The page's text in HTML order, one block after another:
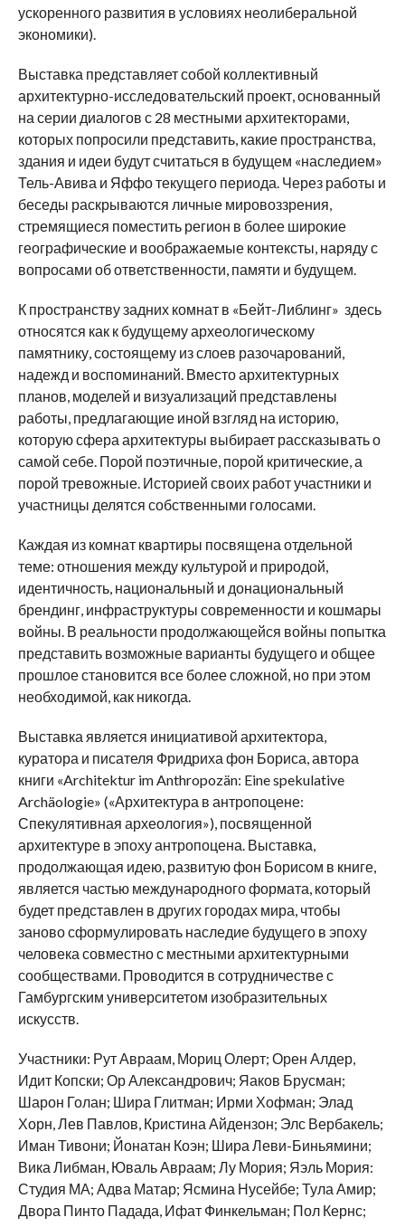
ускоренного развития в условиях неолиберальной
экономики).
Выставка представляет собой коллективный
архитектурно-исследовательский проект, основанный
на серии диалогов с 28 местными архитекторами,
которых попросили представить, какие пространства,
здания и идеи будут считаться в будущем «наследием»
Тель-Авива и Яффо текущего периода. Через работы и
беседы раскрываются личные мировоззрения,
стремящиеся поместить регион в более широкие
географические и воображаемые контексты, наряду с
вопросами об ответственности, памяти и будущем.
К пространству задних комнат в «Бейт-Либлинг» здесь
относятся как к будущему археологическому
памятнику, состоящему из слоев разочарований,
надежд и воспоминаний. Вместо архитектурных
планов, моделей и визуализаций представлены
работы, предлагающие иной взгляд на историю,
которую сфера архитектуры выбирает рассказывать о
самой себе. Порой поэтичные, порой критические, а
порой тревожные. Историей своих работ участники и
участницы делятся собственными голосами.
Каждая из комнат квартиры посвящена отдельной
теме: отношения между культурой и природой,
идентичность, национальный и донациональный
брендинг, инфраструктуры современности и кошмары
войны. В реальности продолжающейся войны попытка
представить возможные варианты будущего и общее
прошлое становится все более сложной, но при этом
необходимой, как никогда.
Выставка является инициативой архитектора,
куратора и писателя Фридриха фон Бориса, автора
книги «Architektur im Anthropozän: Eine spekulative
Archäologie» («Архитектура в антропоцене:
Спекулятивная археология»), посвященной
архитектуре в эпоху антропоцена. Выставка,
продолжающая идею, развитую фон Борисом в книге,
является частью международного формата, который
будет представлен в других городах мира, чтобы
заново сформулировать наследие будущего в эпоху
человека совместно с местными архитектурными
сообществами. Проводится в сотрудничестве с
Гамбургским университетом изобразительных
искусств.
Участники: Рут Авраам, Мориц Олерт; Орен Алдер,
Идит Копски; Ор Александрович; Яаков Брусман;
Шарон Голан; Шира Глитман; Ирми Хофман; Элад
Хорн, Лев Павлов, Кристина Айдензон; Элс Вербакель;
Иман Тивони; Йонатан Коэн; Шира Леви-Биньямини;
Вика Либман, Юваль Авраам; Лу Мория; Яэль Мория:
Студия МА; Адва Матар; Ясмина Нусейбе; Тула Амир;
Двора Пинто Падада, Ифат Финкельман; Пол Кернс;